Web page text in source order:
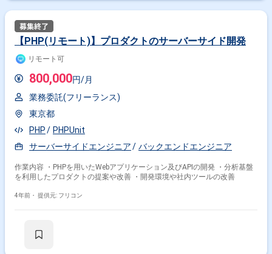
【PHP(リモート)】プロダクトのサーバーサイド開発
リモート可
800,000円/月
業務委託(フリーランス)
東京都
PHP
PHPUnit
サーバーサイドエンジニア
バックエンドエンジニア
作業内容 ・PHPを用いたWebアプリケーション及びAPIの開発 ・分析基盤
を利用したプロダクトの提案や改善 ・開発環境や社内ツールの改善
4年前・ 提供元: フリコン